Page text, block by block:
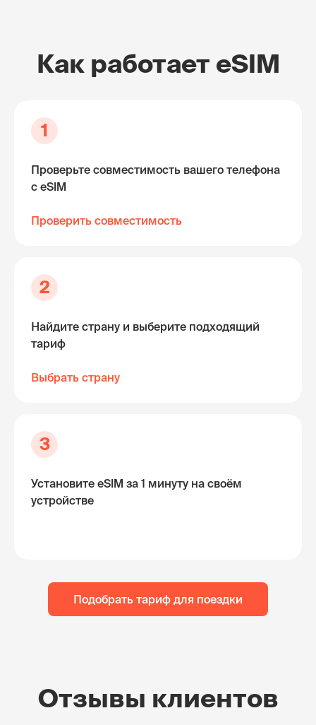
Как работает eSIM
1
Проверьте совместимость вашего телефона
с eSIM
Проверить совместимость
2
Найдите страну и выберите подходящий
тариф
Выбрать страну
3
Установите eSIM за 1 минуту на своём
устройстве
Подобрать тариф для поездки
Отзывы клиентов